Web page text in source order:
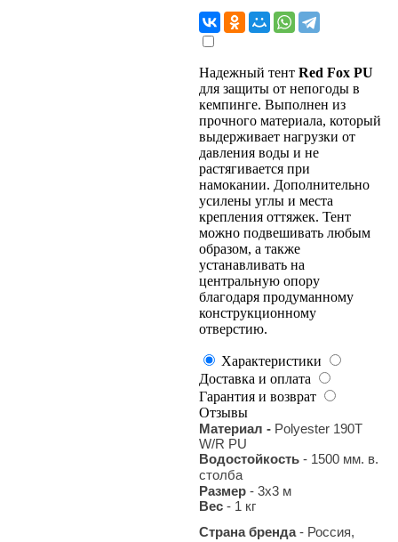
Надежный тент Red Fox PU
для защиты от непогоды в
кемпинге. Выполнен из
прочного материала, который
выдерживает нагрузки от
давления воды и не
растягивается при
намокании. Дополнительно
усилены углы и места
крепления оттяжек. Тент
можно подвешивать любым
образом, а также
устанавливать на
центральную опору
благодаря продуманному
конструкционному
отверстию.
Характеристики
Доставка и оплата
Гарантия и возврат
Отзывы
Материал - Polyester 190T
W/R PU
Водостойкость - 1500 мм. в.
столба
Размер - 3х3 м
Вес - 1 кг
Страна бренда- Россия,